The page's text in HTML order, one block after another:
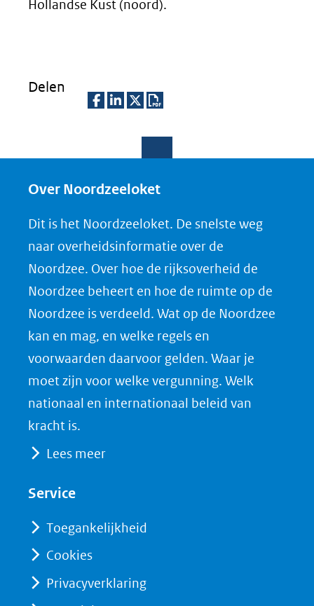
(verwijst
website)
Hollandse Kust (noord).
Delen
e
o
p
F
a
c
e
b
o
o
in
(verwijst
andere
e
o
p
L
i
n
k
e
d
I
(verwijst
andere
e
o
p
X
(opent
in
nieuw
venster)
(verwijst
naar
n
o
a
d
P
D
F
Over Noordzeeloket
Dit is het Noordzeeloket. De snelste weg
naar overheidsinformatie over de
Noordzee. Over hoe de rijksoverheid de
Noordzee beheert en hoe de ruimte op de
Noordzee is verdeeld. Wat op de Noordzee
kan en mag, en welke regels en
voorwaarden daarvoor gelden. Waar je
moet zijn voor welke vergunning. Welk
nationaal en internationaal beleid van
kracht is.
Lees meer
Service
Toegankelijkheid
Cookies
Privacyverklaring